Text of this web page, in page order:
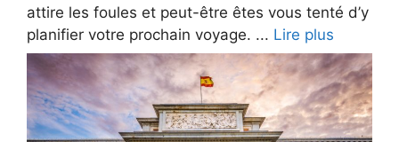
attire les foules et peut-être êtes vous tenté d’y
planifier votre prochain voyage. ... Lire plus